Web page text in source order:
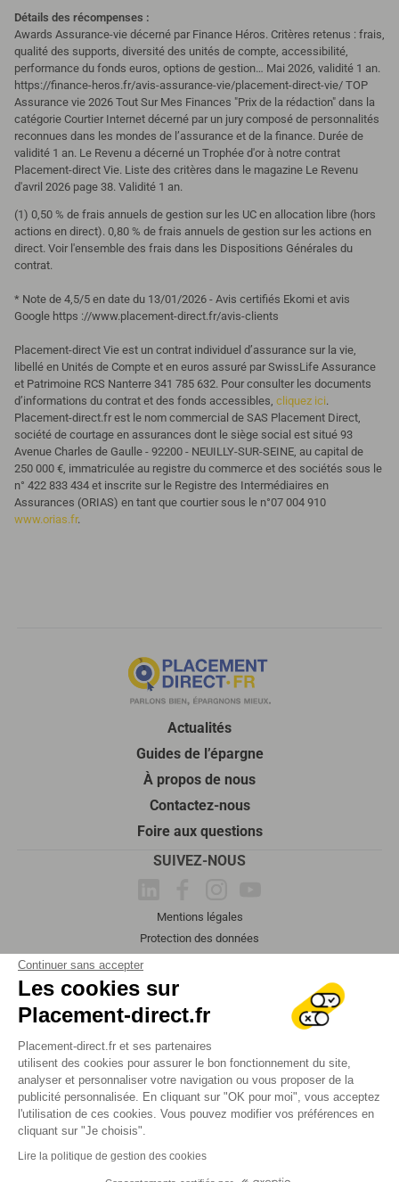
Continuer sans accepter
Les cookies sur
Placement-direct.fr
Placement-direct.fr et ses partenaires
utilisent des cookies pour assurer le bon fonctionnement du site,
analyser et personnaliser votre navigation ou vous proposer de la
publicité personnalisée. En cliquant sur "OK pour moi", vous acceptez
l'utilisation de ces cookies. Vous pouvez modifier vos préférences en
cliquant sur "Je choisis".
Lire la politique de gestion des cookies
Détails des récompenses :
Awards Assurance-vie décerné par Finance Héros. Critères retenus : frais,
qualité des supports, diversité des unités de compte, accessibilité,
performance du fonds euros, options de gestion… Mai 2026, validité 1 an.
https://finance-heros.fr/avis-assurance-vie/placement-direct-vie/ TOP
Assurance vie 2026 Tout Sur Mes Finances "Prix de la rédaction" dans la
catégorie Courtier Internet décerné par un jury composé de personnalités
reconnues dans les mondes de l’assurance et de la finance. Durée de
validité 1 an. Le Revenu a décerné un Trophée d'or à notre contrat
Placement-direct Vie. Liste des critères dans le magazine Le Revenu
d'avril 2026 page 38. Validité 1 an.
(1) 0,50 % de frais annuels de gestion sur les UC en allocation libre (hors
actions en direct). 0,80 % de frais annuels de gestion sur les actions en
direct. Voir l'ensemble des frais dans les Dispositions Générales du
contrat.
* Note de 4,5/5 en date du 13/01/2026 - Avis certifiés Ekomi et avis
Google https ://www.placement-direct.fr/avis-clients
Placement-direct Vie est un contrat individuel d’assurance sur la vie,
libellé en Unités de Compte et en euros assuré par SwissLife Assurance
et Patrimoine RCS Nanterre 341 785 632. Pour consulter les documents
d’informations du contrat et des fonds accessibles, cliquez ici.
Placement-direct.fr est le nom commercial de SAS Placement Direct,
société de courtage en assurances dont le siège social est situé 93
Avenue Charles de Gaulle - 92200 - NEUILLY-SUR-SEINE, au capital de
250 000 €, immatriculée au registre du commerce et des sociétés sous le
n° 422 833 434 et inscrite sur le Registre des Intermédiaires en
Assurances (ORIAS) en tant que courtier sous le n°07 004 910
www.orias.fr.
Actualités
Guides de l’épargne
À propos de nous
Contactez-nous
Foire aux questions
SUIVEZ-NOUS
Mentions légales
Protection des données